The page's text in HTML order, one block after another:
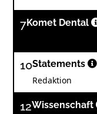
7Komet Dental
10Statements
Redaktion
12Wissenschaft